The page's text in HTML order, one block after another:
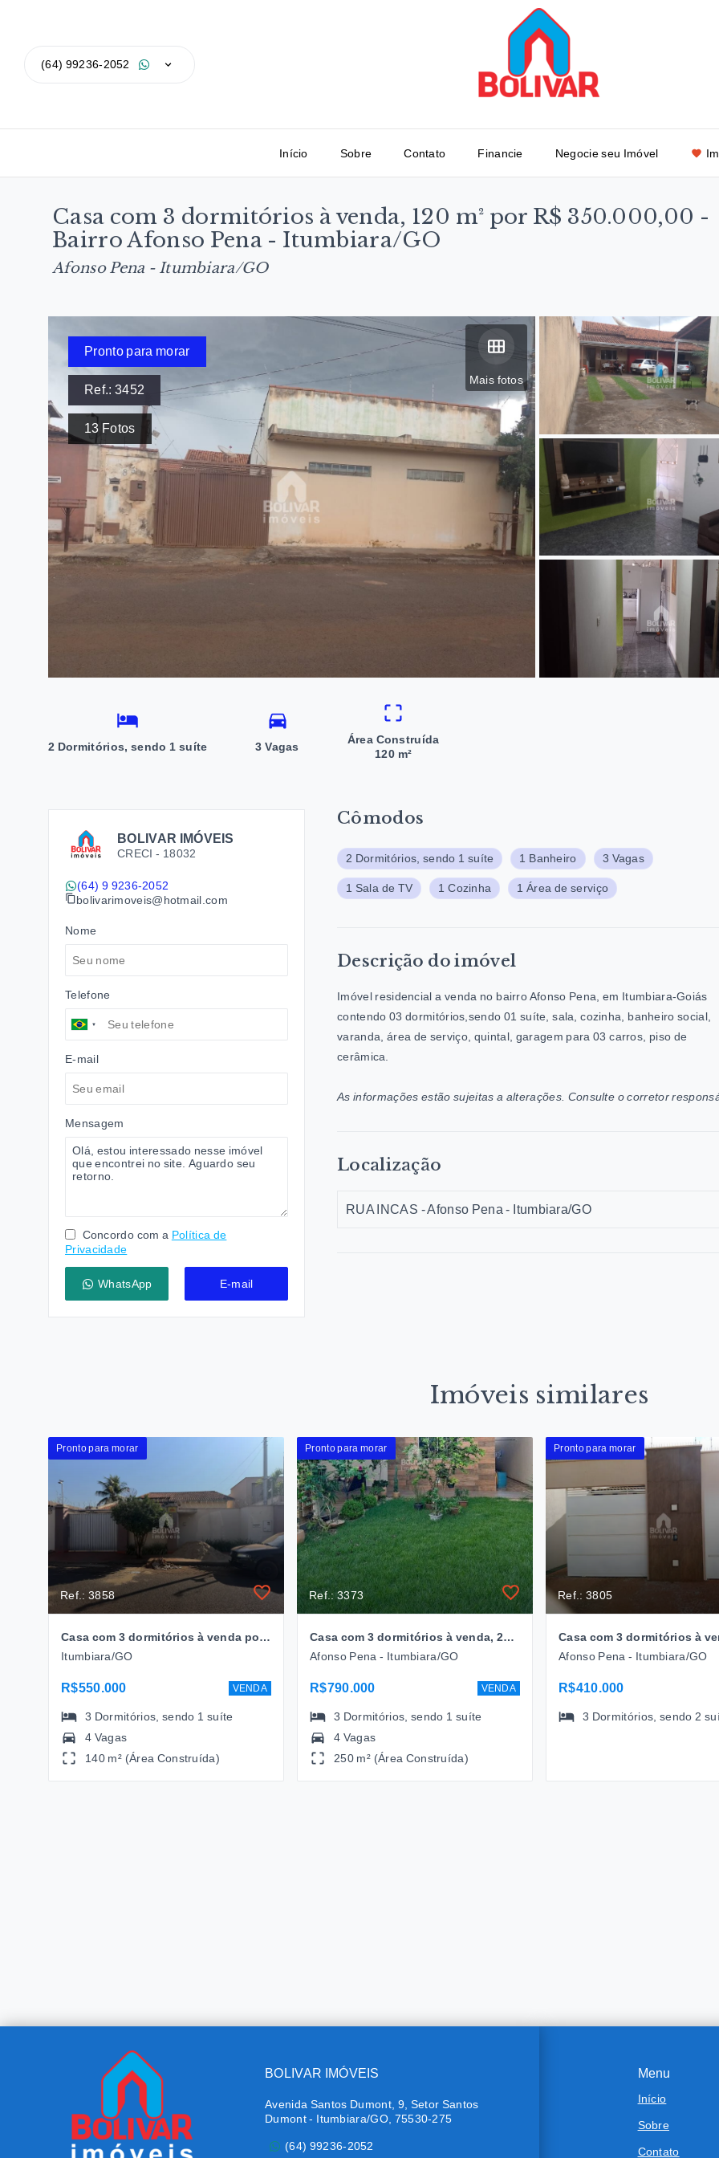
(64) 99236-2052
Início Sobre Contato Financie Negocie seu Imóvel
Casa com 3 dormitórios à venda, 120 m² por R$ 350.000,00 -
Bairro Afonso Pena - Itumbiara/GO
Afonso Pena - Itumbiara/GO
Mais fotos
Pronto para morar
Ref.:3452
13 Fotos
2 Dormitórios, sendo 1 suíte 3 Vagas
Área Construída
120 m²
BOLIVAR IMÓVEIS
CRECI - 18032
(64) 9 9236-2052
bolivarimoveis@hotmail.com
Nome
Telefone
E-mail
Mensagem
Concordo com a Política de
Privacidade
WhatsApp E-mail
Cômodos
2 Dormitórios, sendo 1 suíte 1 Banheiro 3 Vagas
1 Sala de TV 1 Cozinha 1 Área de serviço
Descrição do imóvel
Imóvel residencial a venda no bairro Afonso Pena, em Itumbiara-Goiás
contendo 03 dormitórios,sendo 01 suíte, sala, cozinha, banheiro social,
varanda, área de serviço, quintal, garagem para 03 carros, piso de
cerâmica.
As informações estão sujeitas a alterações. Consulte o corretor
Localização
RUA INCAS - Afonso Pena - Itumbiara/GO
Imóveis similares
Pronto para morar
Ref.: 3858
Casa com 3 dormitórios à venda por R$ 550.000,00 - Bairro Afonso Pena - Itumbiara/GO
Itumbiara/GO
R$550.000 VENDA
3 Dormitórios , sendo 1 suíte
4 Vagas
140 m² (Área Construída)
Pronto para morar
Ref.: 3373
Casa com 3 dormitórios à venda, 250 m² por R$ 790.000,00 - Afonso Pena - Itumbiara/GO
Afonso Pena - Itumbiara/GO
R$790.000 VENDA
3 Dormitórios , sendo 1 suíte
4 Vagas
250 m² (Área Construída)
Pronto para morar
Ref.: 3805
Afonso Pena - Itumbiara/GO
R$410.000
3 Dormitórios , sendo 2
Menu
Início
Sobre
Contato
BOLIVAR IMÓVEIS
Avenida Santos Dumont, 9, Setor Santos
Dumont - Itumbiara/GO, 75530-275
(64) 99236-2052